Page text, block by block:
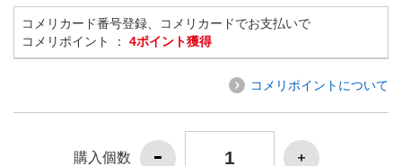
コメリカード番号登録、コメリカードでお支払いで
コメリポイント ： 4ポイント獲得
コメリポイントについて
購入個数